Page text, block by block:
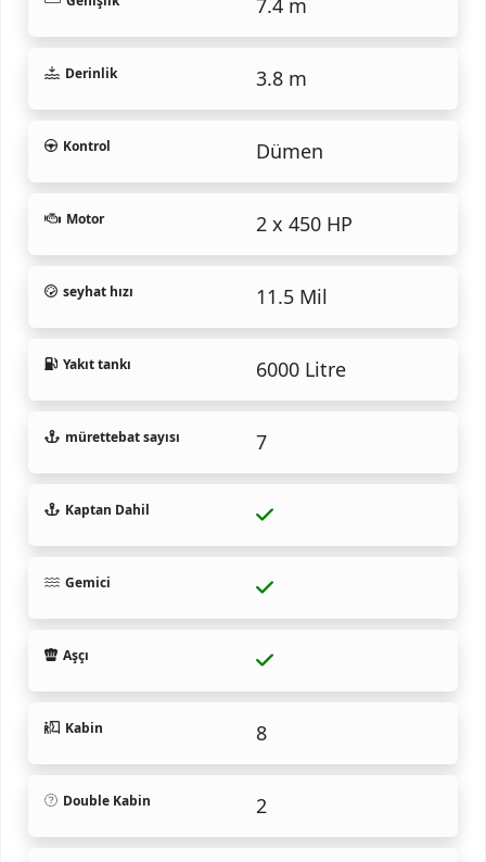
7.4 m
Derinlik 3.8 m
Kontrol Dümen
Motor 2 x 450 HP
seyhat hızı 11.5 Mil
Yakıt tankı 6000 Litre
mürettebat sayısı 7
Kaptan Dahil
Gemici
Aşçı
Kabin 8
Double Kabin 2